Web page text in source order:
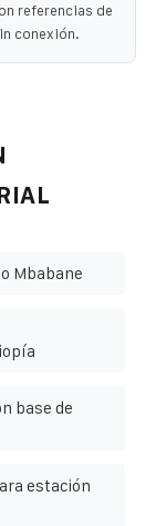
referencias de
conexión.
Mbabane
base de
estación